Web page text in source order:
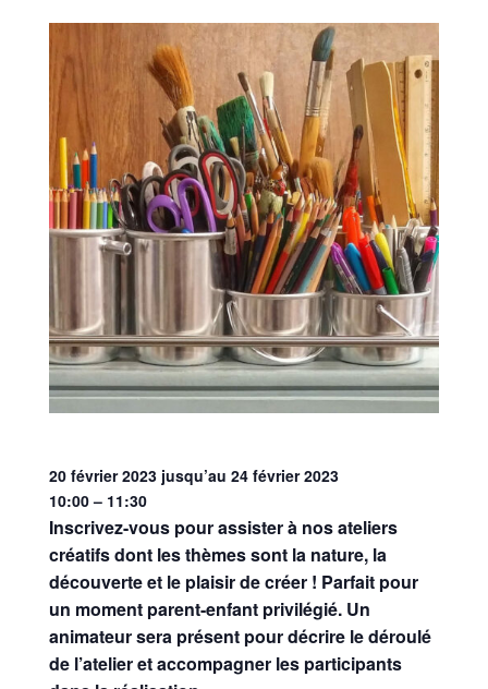
20 février 2023jusqu’au 24 février 2023
10:00 – 11:30
Inscrivez-vous pour assister à nos ateliers
créatifs dont les thèmes sont la nature, la
découverte et le plaisir de créer ! Parfait pour
un moment parent-enfant privilégié. Un
animateur sera présent pour décrire le déroulé
de l’atelier et accompagner les participants